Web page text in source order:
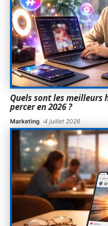
Quels sont les meilleurs
percer en 2026 ?
Marketing 4 juillet 2026